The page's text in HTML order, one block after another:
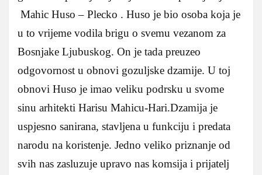
Mahic Huso – Plecko . Huso je bio osoba koja je
u to vrijeme vodila brigu o svemu vezanom za
Bosnjake Ljubuskog. On je tada preuzeo
odgovornost u obnovi gozuljske dzamije. U toj
obnovi Huso je imao veliku podrsku u svome
sinu arhitekti Harisu Mahicu-Hari.Dzamija je
uspjesno sanirana, stavljena u funkciju i predata
narodu na koristenje. Jedno veliko priznanje od
svih nas zasluzuje upravo nas komsija i prijatelj